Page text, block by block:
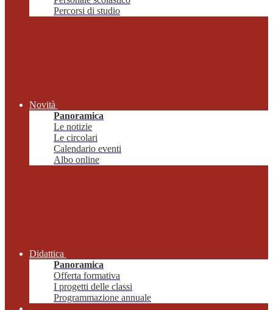
Percorsi di studio
Novità
Panoramica
Le notizie
Le circolari
Calendario eventi
Albo online
Didattica
Panoramica
Offerta formativa
I progetti delle classi
Programmazione annuale